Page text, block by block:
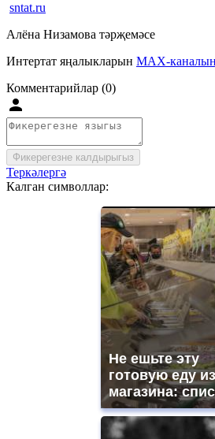
sntat.ru
Алёна Низамова тәрҗемәсе
Интертат яңалыкларын MAX-
Комментарийлар (0)
Фикерегезне калдырыгыз
Теркәлергә
Калган символлар:
Не ешьте эту
готовую еду из
магазина: